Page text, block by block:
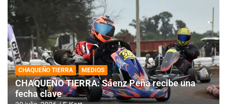
CHAQUEÑO TIERRA MEDIOS
CHAQUEÑO TIERRA: Sáenz Peña recibe una
fecha clave